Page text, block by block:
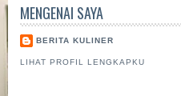
MENGENAI SAYA
BERITA KULINER
LIHAT PROFIL LENGKAPKU